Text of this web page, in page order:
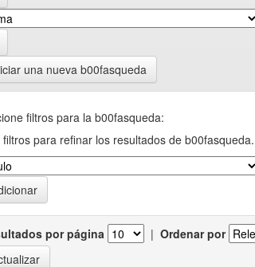
una nueva b00fasqueda
filtros para la b00fasqueda:
filtros para refinar los resultados de b00fasqueda.
por página | Ordenar por